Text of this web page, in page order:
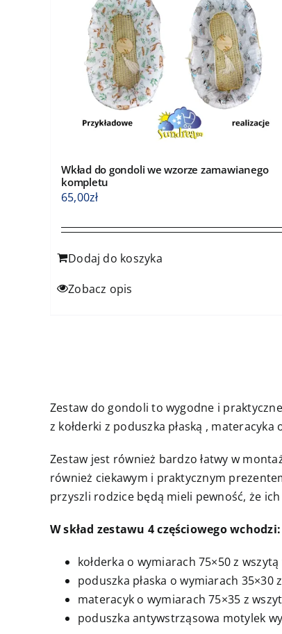
Wkład do gondoli we wzorze zamawianego
kompletu
65,00zł
Dodaj do koszyka
Zobacz opis
Zestaw do gondoli to wygodne i
z kołderki z poduszka płaską ,
Zestaw jest również bardzo łatwy w
również ciekawym i praktycznym
przyszli rodzice będą mieli pewność, że
W skład zestawu 4 częściowego wchodzi:
kołderka o wymiarach 75×50 z
poduszka płaska o wymiarach
materacyk o wymiarach 75×35 z
poduszka antywstrząsowa motylek